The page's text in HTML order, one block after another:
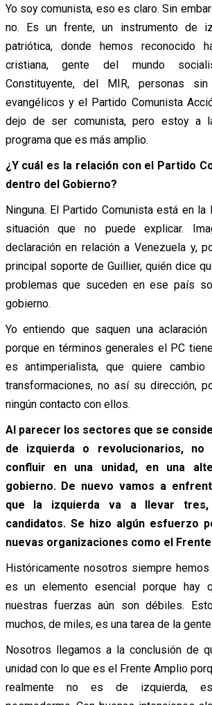
Yo soy comunista, eso es claro. Sin
no. Es un frente, un instrumento de
patriótica, donde hemos reconocido
cristiana, gente del mundo
Constituyente, del MIR, personas
evangélicos y el Partido Comunista
dejo de ser comunista, pero estoy a
programa que es más amplio.
¿Y cuál es la relación con el Partido
dentro del Gobierno?
Ninguna. El Partido Comunista está en la
situación que no puede explicar.
declaración en relación a Venezuela y,
principal soporte de Guillier, quién dice
problemas que suceden en ese país
gobierno.
Yo entiendo que saquen una
porque en términos generales el PC
es antimperialista, que quiere
transformaciones, no así su dirección,
ningún contacto con ellos.
Al parecer los sectores que se
de izquierda o revolucionarios, no
confluir en una unidad, en una
gobierno. De nuevo vamos a
que la izquierda va a llevar
candidatos. Se hizo algún esfuerzo
nuevas organizaciones como el
Históricamente nosotros siempre hemos
es un elemento esencial porque hay
nuestras fuerzas aún son débiles.
muchos, de miles, es una tarea de la
Nosotros llegamos a la conclusión de
unidad con lo que es el Frente Amplio
realmente no es de izquierda,